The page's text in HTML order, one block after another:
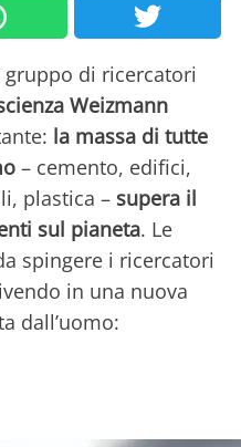
di ricercatori
Weizmann
la massa di tutte
– cemento, edifici,
plastica – supera il
sul pianeta. Le
spingere i ricercatori
in una nuova
dall’uomo: